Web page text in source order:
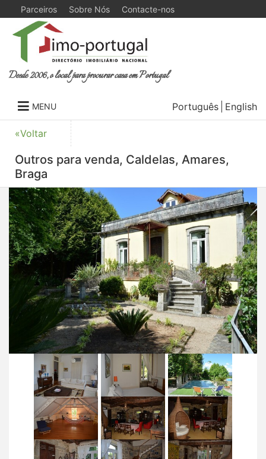
Parceiros Sobre Nós Contacte-nos
Desde 2006, o local para procurar casa em Portugal
MENU Português English
«Voltar
Outros para venda, Caldelas, Amares,
Braga